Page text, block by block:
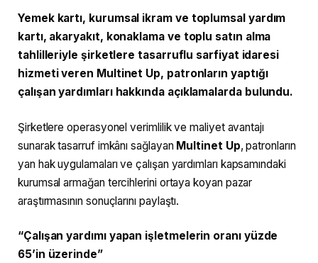
Yemek kartı, kurumsal ikram ve toplumsal yardım
kartı, akaryakıt, konaklama ve toplu satın alma
tahlilleriyle şirketlere tasarruflu sarfiyat idaresi
hizmeti veren Multinet Up, patronların yaptığı
çalışan yardımları hakkında açıklamalarda bulundu.
Şirketlere operasyonel verimlilik ve maliyet avantajı
sunarak tasarruf imkânı sağlayan Multinet Up, patronların
yan hak uygulamaları ve çalışan yardımları kapsamındaki
kurumsal armağan tercihlerini ortaya koyan pazar
araştırmasının sonuçlarını paylaştı.
“Çalışan yardımı yapan işletmelerin oranı yüzde
65’in üzerinde”